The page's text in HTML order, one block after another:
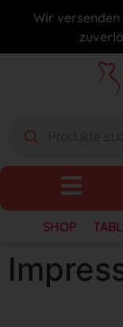
Wir versenden
SHOP